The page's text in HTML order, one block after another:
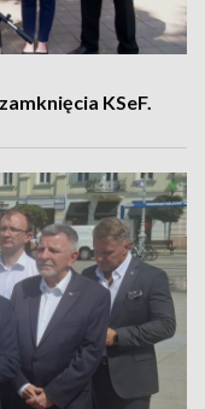
KSeF.